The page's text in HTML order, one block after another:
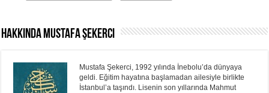
Hakkında Mustafa Şekerci
Mustafa Şekerci, 1992 yılında İnebolu’da dünyaya
geldi. Eğitim hayatına başlamadan ailesiyle birlikte
İstanbul’a taşındı. Lisenin son yıllarında Mahmut